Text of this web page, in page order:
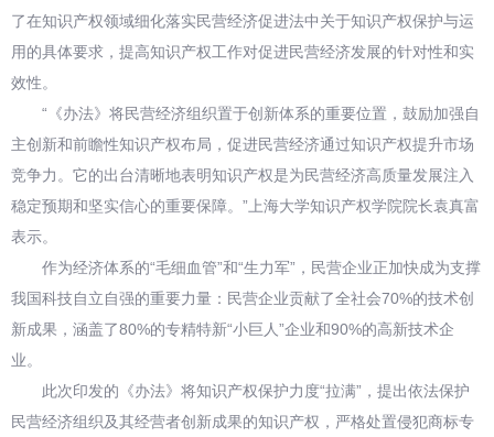
了在知识产权领域细化落实民营经济促进法中关于知识产权保护与运
用的具体要求，提高知识产权工作对促进民营经济发展的针对性和实
效性。
“《办法》将民营经济组织置于创新体系的重要位置，鼓励加强自
主创新和前瞻性知识产权布局，促进民营经济通过知识产权提升市场
竞争力。它的出台清晰地表明知识产权是为民营经济高质量发展注入
稳定预期和坚实信心的重要保障。”上海大学知识产权学院院长袁真富
表示。
作为经济体系的“毛细血管”和“生力军”，民营企业正加快成为支撑
我国科技自立自强的重要力量：民营企业贡献了全社会70%的技术创
新成果，涵盖了80%的专精特新“小巨人”企业和90%的高新技术企
业。
此次印发的《办法》将知识产权保护力度“拉满”，提出依法保护
民营经济组织及其经营者创新成果的知识产权，严格处置侵犯商标专